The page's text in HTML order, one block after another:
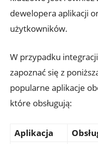
dewelopera aplikacji
użytkowników.
W przypadku
zapoznać się z
popularne aplikacje
które obsługują:
Aplikacja